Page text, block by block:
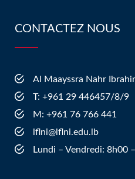
CONTACTEZ NOUS
Al Maayssra Nahr
​T: +961 29 446457/8/9
​M: +961 76 766 441
lflni@lflni.edu.lb
Lundi – Vendredi: 8h00